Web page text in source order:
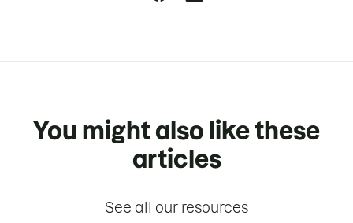
You might also like these
articles
See all our resources